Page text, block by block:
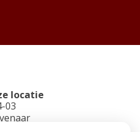
locatie
03